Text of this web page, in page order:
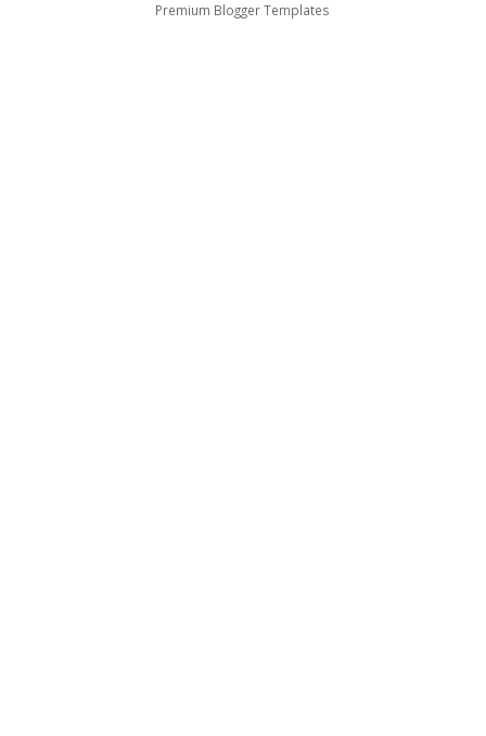
Premium Blogger Templates